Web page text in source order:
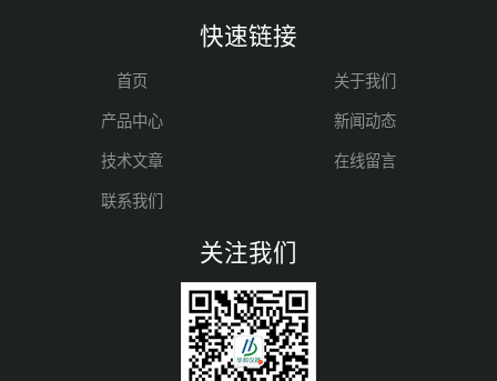
快速链接
首页 关于我们
产品中心 新闻动态
技术文章 在线留言
联系我们
关注我们